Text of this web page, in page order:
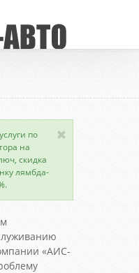
по
на
скидка
лямбда-
«АИС-